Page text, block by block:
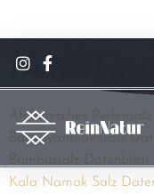
Jetzt sparen! 15 %
Afrikanisches Perlensalz
Babypyramidensalz
Bambussalz Datenblatt
Kala Namak Salz